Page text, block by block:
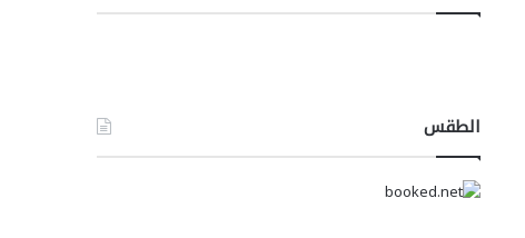
الطقس